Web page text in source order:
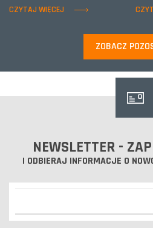
CZYTAJ WIĘCEJ
ZOBACZ
NEWSLETTER -
I ODBIERAJ INFORMACJE O